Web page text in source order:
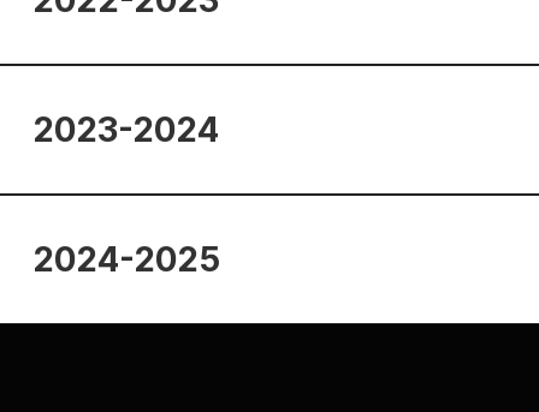
2023-2024
2024-2025